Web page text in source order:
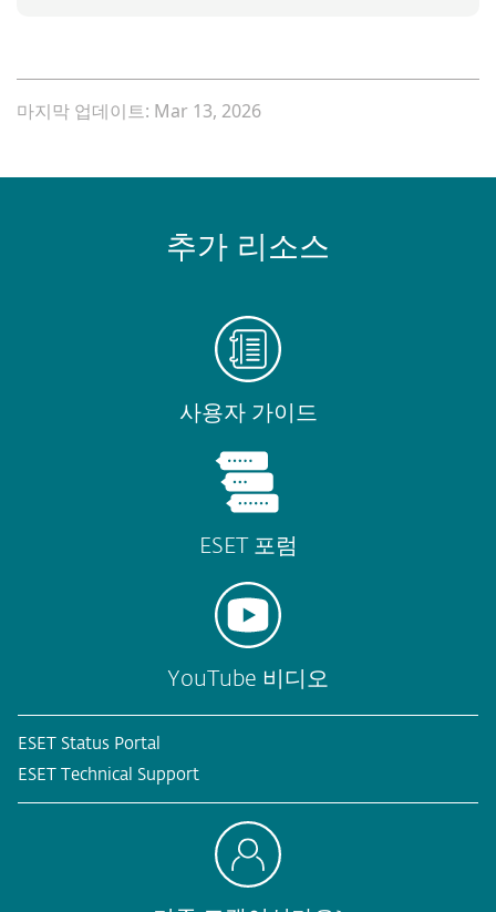
마지막 업데이트: Mar 13, 2026
추가 리소스
사용자 가이드
ESET 포럼
YouTube 비디오
ESET Status Portal
ESET Technical Support